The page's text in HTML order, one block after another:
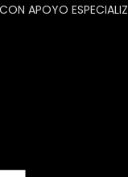
APOYO